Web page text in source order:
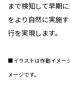
まで検知して早期
をより自然に実施
行を実現します。
■イラストは作動イメー
メージです。